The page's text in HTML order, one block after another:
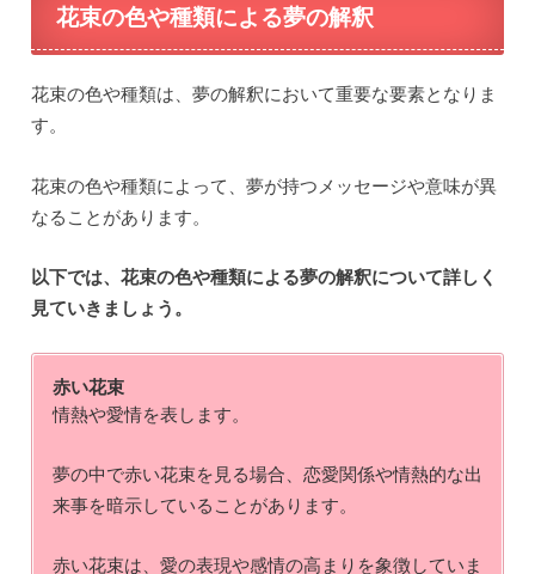
花束の色や種類による夢の解釈
花束の色や種類は、夢の解釈において重要な要素となりま
す。
花束の色や種類によって、夢が持つメッセージや意味が異
なることがあります。
以下では、花束の色や種類による夢の解釈について詳しく
見ていきましょう。
赤い花束
情熱や愛情を表します。
夢の中で赤い花束を見る場合、恋愛関係や情熱的な出
来事を暗示していることがあります。
赤い花束は、愛の表現や感情の高まりを象徴していま